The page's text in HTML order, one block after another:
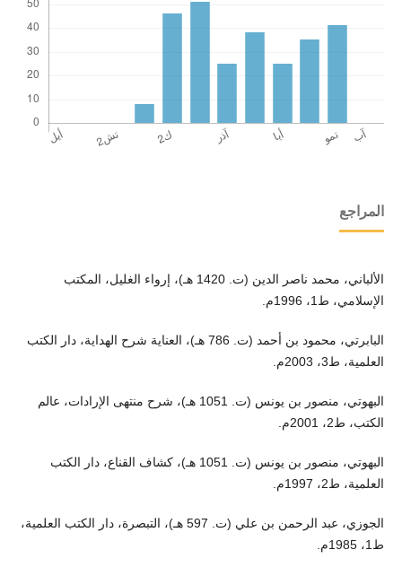
المراجع
الألباني، محمد ناصر الدين (ت. 1420 هـ)، إرواء الغليل، المكتب
الإسلامي، ط1، 1996م.
البابرتي، محمود بن أحمد (ت. 786 هـ)، العناية شرح الهداية، دار الكتب
العلمية، ط3، 2003م.
البهوتي، منصور بن يونس (ت. 1051 هـ)، شرح منتهى الإرادات، عالم
الكتب، ط2، 2001م.
البهوتي، منصور بن يونس (ت. 1051 هـ)، كشاف القناع، دار الكتب
العلمية، ط2، 1997م.
الجوزي، عبد الرحمن بن علي (ت. 597 هـ)، التبصرة، دار الكتب العلمية،
ط1، 1985م.